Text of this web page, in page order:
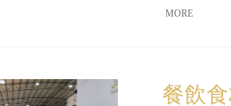
清楚
高、
MORE
餐飲